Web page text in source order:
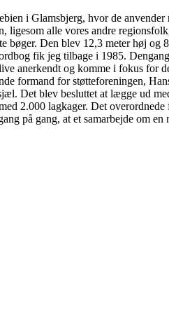
i Glamsbjerg, hvor de
alle vores andre
Den blev 12,3 meter høj
fik jeg tilbage i 1985.
anerkendt og komme i fokus for
formand for støtteforeningen,
Det blev besluttet at lægge ud
2.000 lagkager. Det
på gang, at et samarbejde om